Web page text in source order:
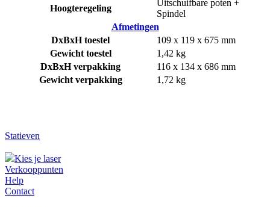
Hoogteregeling
Uitschuifbare poten +
Spindel
Afmetingen
DxBxH toestel
109 x 119 x 675 mm
Gewicht toestel
1,42 kg
DxBxH verpakking
116 x 134 x 686 mm
Gewicht verpakking
1,72 kg
Statieven
Kies je laser
Verkooppunten
Help
Contact